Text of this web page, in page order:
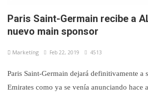
Paris Saint-Germain recibe a
nuevo main sponsor
Marketíng Feb 22, 2019 4513
Paris Saint-Germain dejará definitivamente a
Emirates como ya se venía anunciando hace